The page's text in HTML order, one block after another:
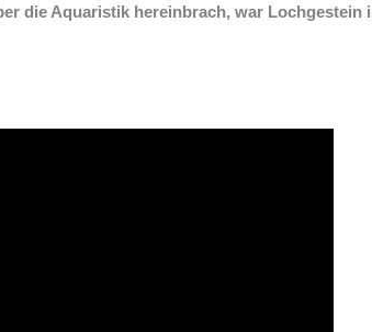
die Aquaristik hereinbrach, war